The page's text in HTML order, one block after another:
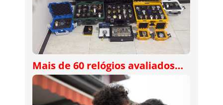
Mais de 60 relógios avaliados…